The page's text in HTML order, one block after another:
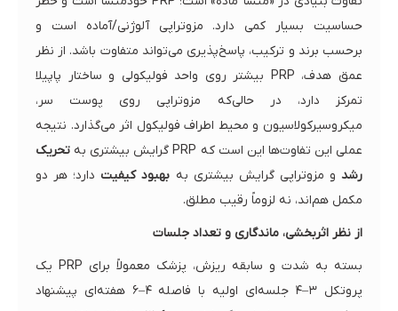
حساسیت بسیار کمی دارد. مزوتراپی آلوژنی/آماده است و
برحسب برند و ترکیب، پاسخ‌پذیری می‌تواند متفاوت باشد. از نظر
عمق هدف، PRP بیشتر روی واحد فولیکولی و ساختار پاپیلا
تمرکز دارد، در حالی‌که مزوتراپی روی پوست سر،
میکروسیرکولاسیون و محیط اطراف فولیکول اثر می‌گذارد. نتیجه
عملی این تفاوت‌ها این است که PRP گرایش بیشتری به
تحریک
رشدو مزوتراپی گرایش بیشتری به بهبود کیفیت دارد؛ هر دو
مکمل هم‌اند، نه لزوماً رقیب مطلق.
از نظر اثربخشی، ماندگاری و تعداد جلسات
بسته به شدت و سابقه ریزش، پزشک معمولاً برای PRP یک
پروتکل ۳–۴ جلسه‌ای اولیه با فاصله ۴–۶ هفته‌ای پیشنهاد